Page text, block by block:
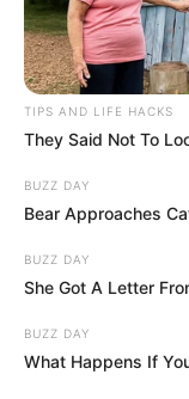
TIPS AND LIFE HACKS
They Said Not To
BUZZ DAY
Bear Approaches
BUZZ DAY
She Got A Letter
BUZZ DAY
What Happens If